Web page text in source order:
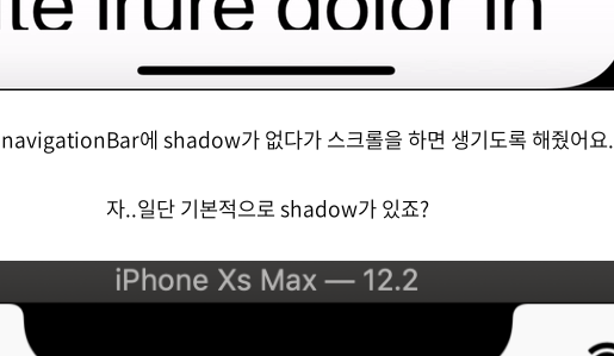
에 shadow가 없다가 스크롤을 하면 생기도록 해줬어요.
자..일단 기본적으로 shadow가 있죠?